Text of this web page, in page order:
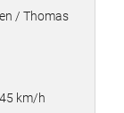
/ Thomas
km/h